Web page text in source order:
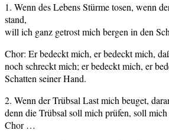
1. Wenn des Lebens Stürme tosen, wenn
stand,
will ich ganz getrost mich bergen in den
Chor: Er bedeckt mich, er bedeckt mich,
noch schreckt mich; er bedeckt mich, er
Schatten seiner Hand.
2. Wenn der Trübsal Last mich beuget,
denn die Trübsal soll mich prüfen, soll mich
Chor …